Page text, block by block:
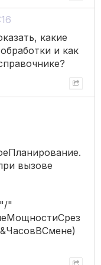
какие
и как
вызове
"